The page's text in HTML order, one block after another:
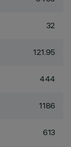
32
121.95
444
1186
613